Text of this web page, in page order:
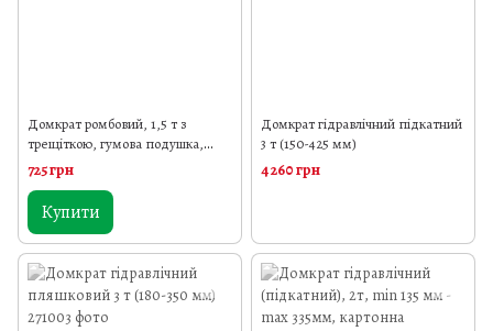
Домкрат ромбовий, 1,5 т з
трещіткою, гумова подушка,
висота підйому 104-385 мм
725 грн
Купити
Домкрат гідравлічний підкатний
3 т (150-425 мм)
4 260 грн